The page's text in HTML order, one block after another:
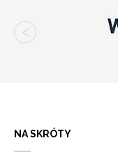
NA SKRÓTY